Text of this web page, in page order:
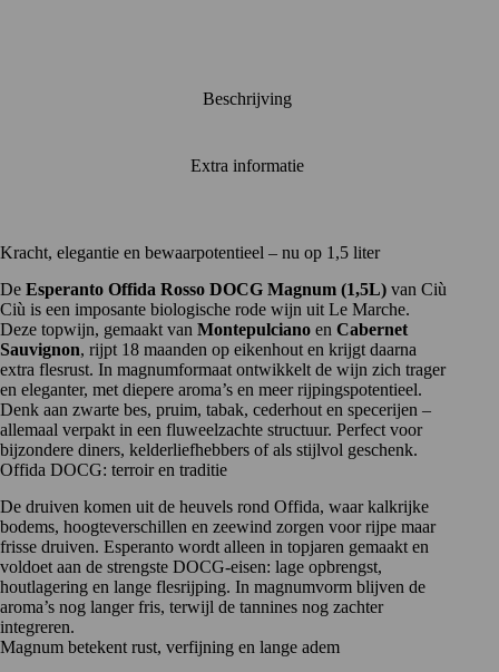
Beschrijving
Extra informatie
Kracht, elegantie en bewaarpotentieel – nu op 1,5 liter
De Esperanto Offida Rosso DOCG Magnum (1,5L) van Ciù
Ciù is een imposante biologische rode wijn uit Le Marche.
Deze topwijn, gemaakt van Montepulciano en Cabernet
Sauvignon, rijpt 18 maanden op eikenhout en krijgt daarna
extra flesrust. In magnumformaat ontwikkelt de wijn zich trager
en eleganter, met diepere aroma’s en meer rijpingspotentieel.
Denk aan zwarte bes, pruim, tabak, cederhout en specerijen –
allemaal verpakt in een fluweelzachte structuur. Perfect voor
bijzondere diners, kelderliefhebbers of als stijlvol geschenk.
Offida DOCG: terroir en traditie
De druiven komen uit de heuvels rond Offida, waar kalkrijke
bodems, hoogteverschillen en zeewind zorgen voor rijpe maar
frisse druiven. Esperanto wordt alleen in topjaren gemaakt en
voldoet aan de strengste DOCG-eisen: lage opbrengst,
houtlagering en lange flesrijping. In magnumvorm blijven de
aroma’s nog langer fris, terwijl de tannines nog zachter
integreren.
Magnum betekent rust, verfijning en lange adem